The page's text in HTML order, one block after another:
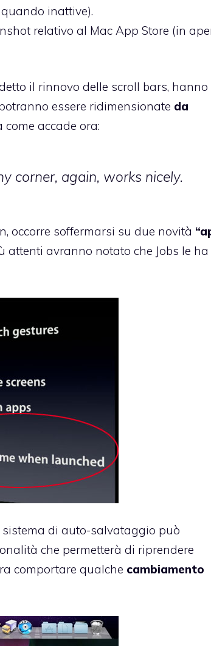
inattive).
relativo al Mac App Store (in
il rinnovo delle scroll bars, hanno
essere ridimensionate da
accade ora:
corner, again, works nicely.
occorre soffermarsi su due novità
attenti avranno notato che Jobs le ha
di auto-salvataggio può
che permetterà di riprendere
comportare qualche cambiamento